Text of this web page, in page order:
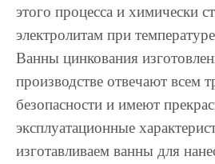
этого процесса и химически
электролитам при
Ванны цинкования
производстве отвечают всем
безопасности и имеют
эксплуатационные
изготавливаем ванны для